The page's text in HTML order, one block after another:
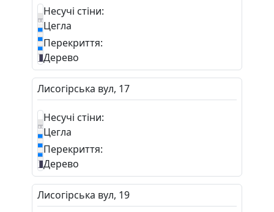
Несучі стіни:
Цегла
Перекриття:
Дерево
Лисогірська вул, 17
Несучі стіни:
Цегла
Перекриття:
Дерево
Лисогірська вул, 19